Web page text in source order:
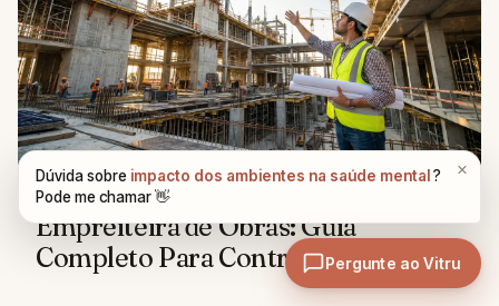
CARREIRA E MERCADO
Empreiteira de Obras: Guia
Completo Para Contratar